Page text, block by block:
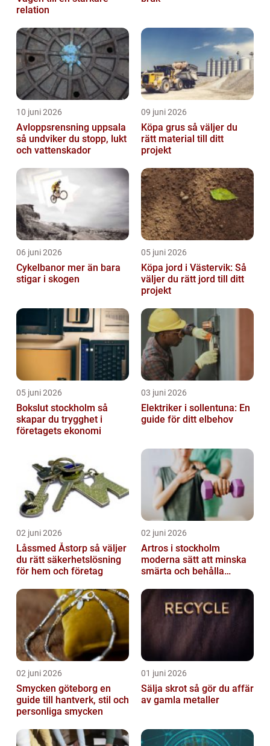
relation
10 juni 2026
Avloppsrensning uppsala
så undviker du stopp, lukt
och vattenskador
09 juni 2026
Köpa grus så väljer du
rätt material till ditt
projekt
06 juni 2026
Cykelbanor mer än bara
stigar i skogen
05 juni 2026
Köpa jord i Västervik: Så
väljer du rätt jord till ditt
projekt
05 juni 2026
Bokslut stockholm så
skapar du trygghet i
företagets ekonomi
03 juni 2026
Elektriker i sollentuna: En
guide för ditt elbehov
02 juni 2026
Låssmed Åstorp så väljer
du rätt säkerhetslösning
för hem och företag
02 juni 2026
Artros i stockholm
moderna sätt att minska
smärta och behålla
02 juni 2026
Smycken göteborg en
guide till hantverk, stil och
personliga smycken
01 juni 2026
Sälja skrot så gör du affär
av gamla metaller